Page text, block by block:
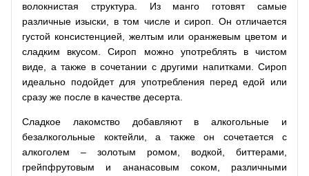
волокнистая структура. Из манго готовят самые
различные изыски, в том числе и сироп. Он отличается
густой консистенцией, желтым или оранжевым цветом и
сладким вкусом. Сироп можно употреблять в чистом
виде, а также в сочетании с другими напитками. Сироп
идеально подойдет для употребления перед едой или
сразу же после в качестве десерта.
Сладкое лакомство добавляют в алкогольные и
безалкогольные коктейли, а также он сочетается с
алкоголем – золотым ромом, водкой, биттерами,
грейпфрутовым и ананасовым соком, различными